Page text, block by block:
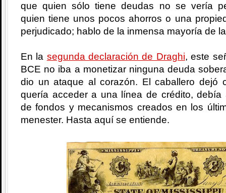
que quien sólo tiene deudas no se vería
quien tiene unos pocos ahorros o una
perjudicado; hablo de la inmensa mayoría de
En la segunda declaración de Draghi, este
BCE no iba a monetizar ninguna deuda
dio un ataque al corazón. El caballero dejó
quería acceder a una línea de crédito, debía
de fondos y mecanismos creados en los
menester. Hasta aquí se entiende.